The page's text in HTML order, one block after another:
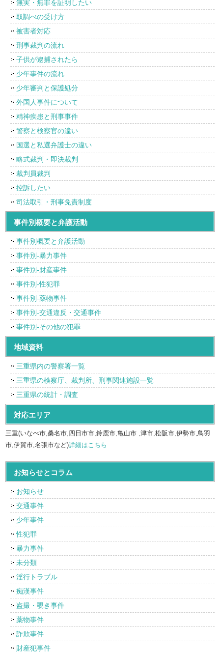
無実・無罪を証明したい
取調べの受け方
被害者対応
刑事裁判の流れ
子供が逮捕されたら
少年事件の流れ
少年審判と保護処分
外国人事件について
精神疾患と刑事事件
警察と検察官の違い
国選と私選弁護士の違い
略式裁判・即決裁判
裁判員裁判
控訴したい
司法取引・刑事免責制度
事件別概要と弁護活動
事件別概要と弁護活動
事件別-暴力事件
事件別-財産事件
事件別-性犯罪
事件別-薬物事件
事件別-交通違反・交通事件
事件別-その他の犯罪
地域資料
三重県内の警察署一覧
三重県の検察庁、裁判所、刑事関連施設一覧
三重県の統計・調査
対応エリア
三重(いなべ市,桑名市,四日市市,鈴鹿市,亀山市 ,津市,松阪市,伊勢市,鳥羽
市,伊賀市,名張市など)詳細はこちら
お知らせとコラム
お知らせ
交通事件
少年事件
性犯罪
暴力事件
未分類
淫行トラブル
痴漢事件
盗撮・覗き事件
薬物事件
詐欺事件
財産犯事件